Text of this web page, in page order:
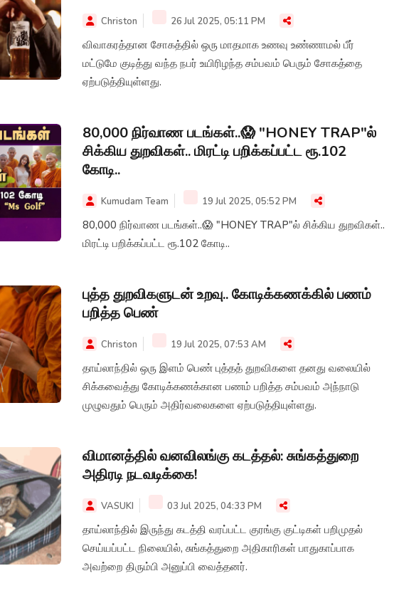
Christon 26 Jul 2025, 05:11 PM
விவாகரத்தான சோகத்தில் ஒரு மாதமாக உணவு உண்ணாமல் பீர்
மட்டுமே குடித்து வந்த நபர் உயிரிழந்த சம்பவம் பெரும் சோகத்தை
ஏற்படுத்தியுள்ளது.
80,000 நிர்வாண படங்கள்..😱 "HONEY TRAP"ல்
சிக்கிய துறவிகள்.. மிரட்டி பறிக்கப்பட்ட ரூ.102
கோடி..
Kumudam Team 19 Jul 2025, 05:52 PM
80,000 நிர்வாண படங்கள்..😱 "HONEY TRAP"ல் சிக்கிய துறவிகள்..
மிரட்டி பறிக்கப்பட்ட ரூ.102 கோடி..
புத்த துறவிகளுடன் உறவு.. கோடிக்கணக்கில் பணம்
பறித்த பெண்
Christon 19 Jul 2025, 07:53 AM
தாய்லாந்தில் ஒரு இளம் பெண் புத்தத் துறவிகளை தனது வலையில்
சிக்கவைத்து கோடிக்கணக்கான பணம் பறித்த சம்பவம் அந்நாடு
முழுவதும் பெரும் அதிர்வலைகளை ஏற்படுத்தியுள்ளது.
விமானத்தில் வனவிலங்கு கடத்தல்: சுங்கத்துறை
அதிரடி நடவடிக்கை!
VASUKI 03 Jul 2025, 04:33 PM
தாய்லாந்தில் இருந்து கடத்தி வரப்பட்ட குரங்கு குட்டிகள் பறிமுதல்
செய்யப்பட்ட நிலையில், சுங்கத்துறை அதிகாரிகள் பாதுகாப்பாக
அவற்றை திரும்பி அனுப்பி வைத்தனர்.